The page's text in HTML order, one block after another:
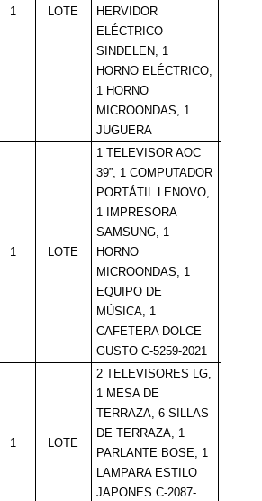
1 LOTE
HERVIDOR
ELÉCTRICO
SINDELEN, 1
HORNO ELÉCTRICO,
1 HORNO
MICROONDAS, 1
JUGUERA
1 LOTE
1 TELEVISOR AOC
39”, 1 COMPUTADOR
PORTÁTIL LENOVO,
1 IMPRESORA
SAMSUNG, 1
HORNO
MICROONDAS, 1
EQUIPO DE
MÚSICA, 1
CAFETERA DOLCE
GUSTO C-5259-2021
1 LOTE
2 TELEVISORES LG,
1 MESA DE
TERRAZA, 6 SILLAS
DE TERRAZA, 1
PARLANTE BOSE, 1
LAMPARA ESTILO
JAPONES C-2087-